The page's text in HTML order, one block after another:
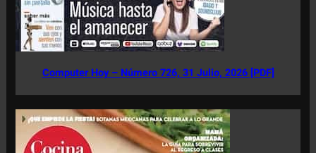
Computer Hoy – Número 726, 31 Julio, 2026 [PDF]